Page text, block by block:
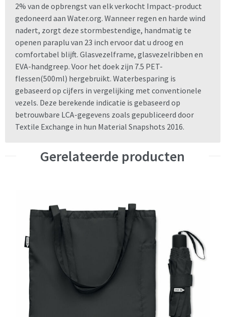
2% van de opbrengst van elk verkocht Impact-product
gedoneerd aan Water.org. Wanneer regen en harde wind
nadert, zorgt deze stormbestendige, handmatig te
openen paraplu van 23 inch ervoor dat u droog en
comfortabel blijft. Glasvezelframe, glasvezelribben en
EVA-handgreep. Voor het doek zijn 7.5 PET-
flessen(500ml) hergebruikt. Waterbesparing is
gebaseerd op cijfers in vergelijking met conventionele
vezels. Deze berekende indicatie is gebaseerd op
betrouwbare LCA-gegevens zoals gepubliceerd door
Textile Exchange in hun Material Snapshots 2016.
Gerelateerde producten